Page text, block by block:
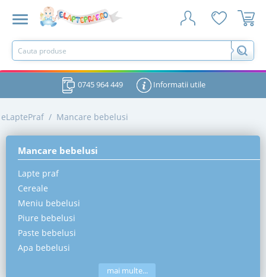
0745 964 449 Informatii utile
eLaptePraf / Mancare bebelusi
Mancare bebelusi
Lapte praf
Cereale
Meniu bebelusi
Piure bebelusi
Paste bebelusi
Apa bebelusi
mai multe...